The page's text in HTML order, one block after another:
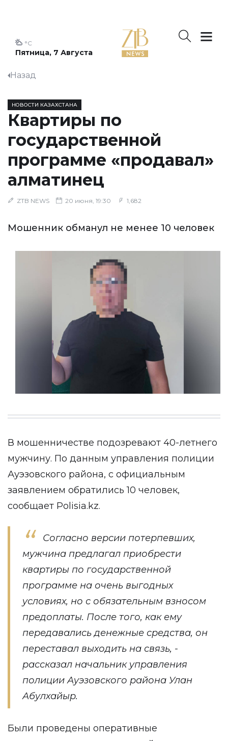
Пятница, 7 Августа
°C
Назад
НОВОСТИ КАЗАХСТАНА
Квартиры по
государственной
программе «продавал»
алматинец
ZTB NEWS 20 июня, 19:30 1,682
Мошенник обманул не менее 10 человек
В мошенничестве подозревают 40-летнего
мужчину. По данным управления полиции
Ауэзовского района, с официальным
заявлением обратились 10 человек,
сообщает Polisia.kz.
Согласно версии потерпевших,
мужчина предлагал приобрести
квартиры по государственной
программе на очень выгодных
условиях, но с обязательным взносом
предоплаты. После того, как ему
передавались денежные средства, он
переставал выходить на связь, -
рассказал начальник управления
полиции Ауэзовского района Улан
Абулхайыр.
Были проведены оперативные